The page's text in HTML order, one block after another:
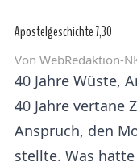
Apostelgeschichte 7,30
Von WebRedaktion-
40 Jahre Wüste,
40 Jahre vertane
Anspruch, den
stellte. Was